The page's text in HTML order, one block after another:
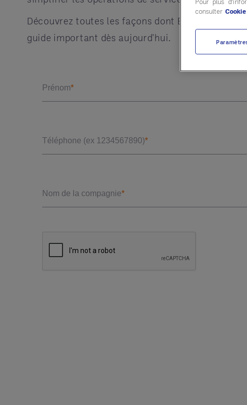
Découvrez toutes les façons dont Entegra peut
guide important dès aujourd'hui.
Pour plus
consulter